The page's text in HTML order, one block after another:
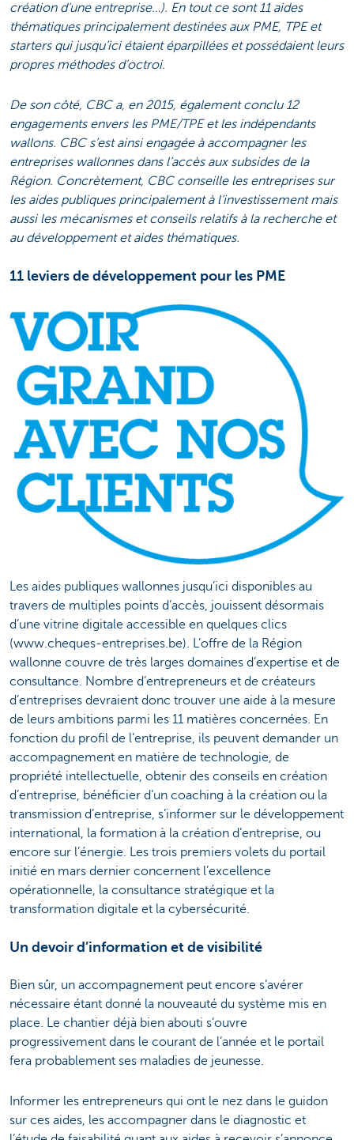
création d’une entreprise…). En tout ce sont 11 aides
thématiques principalement destinées aux PME, TPE et
starters qui jusqu’ici étaient éparpillées et possédaient leurs
propres méthodes d’octroi.
De son côté, CBC a, en 2015, également conclu 12
engagements envers les PME/TPE et les indépendants
wallons. CBC s’est ainsi engagée à accompagner les
entreprises wallonnes dans l’accès aux subsides de la
Région. Concrètement, CBC conseille les entreprises sur
les aides publiques principalement à l’investissement mais
aussi les mécanismes et conseils relatifs à la recherche et
au développement et aides thématiques.
11 leviers de développement pour les PME
Les aides publiques wallonnes jusqu’ici disponibles au
travers de multiples points d’accès, jouissent désormais
d’une vitrine digitale accessible en quelques clics
(www.cheques-entreprises.be). L’offre de la Région
wallonne couvre de très larges domaines d’expertise et de
consultance. Nombre d’entrepreneurs et de créateurs
d’entreprises devraient donc trouver une aide à la mesure
de leurs ambitions parmi les 11 matières concernées. En
fonction du profil de l’entreprise, ils peuvent demander un
accompagnement en matière de technologie, de
propriété intellectuelle, obtenir des conseils en création
d’entreprise, bénéficier d’un coaching à la création ou la
transmission d’entreprise, s’informer sur le développement
international, la formation à la création d’entreprise, ou
encore sur l’énergie. Les trois premiers volets du portail
initié en mars dernier concernent l’excellence
opérationnelle, la consultance stratégique et la
transformation digitale et la cybersécurité.
Un devoir d’information et de visibilité
Bien sûr, un accompagnement peut encore s’avérer
nécessaire étant donné la nouveauté du système mis en
place. Le chantier déjà bien abouti s’ouvre
progressivement dans le courant de l’année et le portail
fera probablement ses maladies de jeunesse.
Informer les entrepreneurs qui ont le nez dans le guidon
sur ces aides, les accompagner dans le diagnostic et